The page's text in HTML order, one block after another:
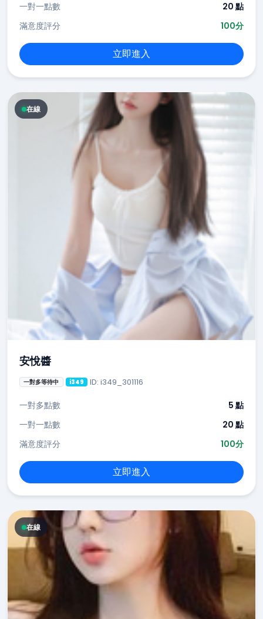
一對一點數
20 點
滿意度評分
100分
立即進入
在線
安悅醬
一對多等待中 i349 ID: i349_301116
一對多點數
5 點
一對一點數
20 點
滿意度評分
100分
立即進入
在線